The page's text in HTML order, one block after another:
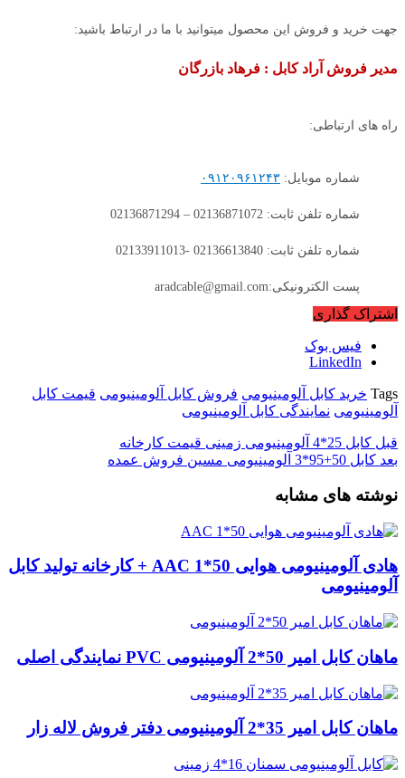
جهت خرید و فروش این محصول میتوانید با ما در ارتباط باشید:
مدیر فروش آراد کابل : فرهاد بازرگان
راه های ارتباطی:
شماره موبایل: ۰۹۱۲۰۹۶۱۲۴۳
شماره تلفن ثابت: 02136871072 – 02136871294
شماره تلفن ثابت: 02136613840 -02133911013
پست الکترونیکی:aradcable@gmail.com
اشتراک گذاری
فیس بوک
LinkedIn
Tags خرید کابل آلومینیومی فروش کابل آلومینیومی قیمت کابل
آلومینیومی نمایندگی کابل آلومینیومی
قبل کابل 25*4 آلومینیومی زمینی قیمت کارخانه
بعد کابل 50+95*3 آلومینیومی مسین فروش عمده
نوشته های مشابه
هادی آلومینیومی هوایی 50*1 AAC + کارخانه تولید کابل
آلومینیومی
ماهان کابل امیر 50*2 آلومینیومی PVC نمایندگی اصلی
ماهان کابل امیر 35*2 آلومینیومی دفتر فروش لاله زار